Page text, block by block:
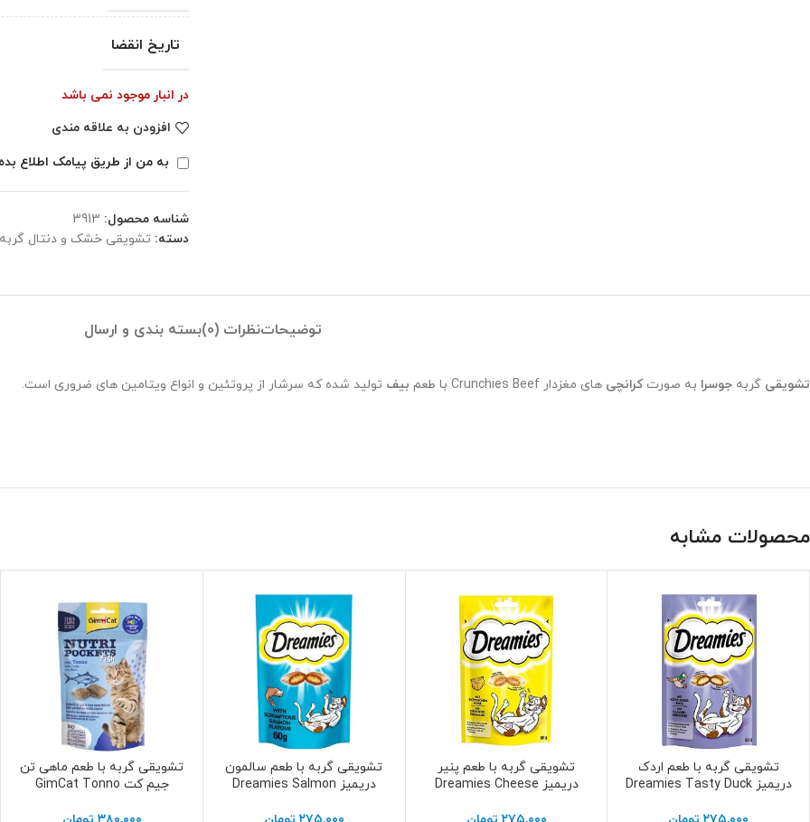
تاریخ انقضا
در انبار موجود نمی باشد
افزودن به علاقه مندی
به من از طریق پیامک اطلاع بده
شناسه محصول: 3913
دسته: تشویقی خشک و دنتال گربه
توضیحاتنظرات (0) بسته بندی و ارسال
تشویقی گربه جوسرا به صورتکرانچی های مغزدار Crunchies Beef با طعم بیف تولید شده که سرشار از پروتئین و انواع ویتامین های ضروری است.
محصولات مشابه
افزودن به سبد خرید
تشویقی گربه با طعم اردک
دریمیز Dreamies Tasty Duck
افزودن به سبد خرید
تشویقی گربه با طعم پنیر
دریمیز Dreamies Cheese
افزودن به سبد خرید
تشویقی گربه با طعم سالمون
دریمیز Dreamies Salmon
افزودن به سبد خرید
تشویقی گربه با طعم ماهی تن
جیم کت GimCat Tonno